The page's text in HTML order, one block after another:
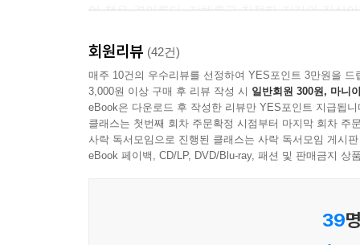
이 책은 경이롭다. 지혜롭고 친절한 저자의 진심
- 릭 핸슨(『붓다 브레인』 저자)
사랑스럽고 실용적이며 친절한 책! 현명하게 사는
- 잭 콘필드(『마음의 숲을 거닐다』, 『깨달음 이
지혜의 보석으로 가득 차 있다. 이 책은 당신의 영
회원리뷰 (42건)
매주 10건의 우수리뷰를 선정하여 YES포인트 3만원을 드
3,000원 이상 구매 후 리뷰 작성 시 일반회원 300원, 마니
eBook은 다운로드 후 작성한 리뷰만 YES포인트 지급됩니
클래스는 첫번째 회차 주문확정 시점부터 마지막 회차 주
사락 독서모임으로 진행된 클래스는 사락 독서모임 게시
eBook 페이백, CD/LP, DVD/Blu-ray, 패션 및 판매금지 상
39